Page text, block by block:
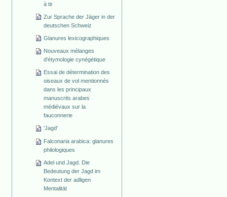
à tir
Zur Sprache der Jäger in der
deutschen Schweiz
Glanures lexicographiques
Nouveaux mélanges
d'étymologie cynégétique
Essai de détermination des
oiseaux de vol mentionnés
dans les principaux
manuscrits arabes
médiévaux sur la
fauconnerie
'Jagd'
Falconaria arabica: glanures
philologiques
Adel und Jagd. Die
Bedeutung der Jagd im
Kontext der adligen
Mentalität